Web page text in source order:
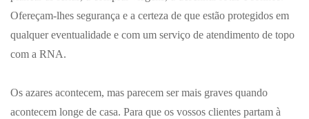
Ofereçam-lhes segurança e a certeza de que estão protegidos em
qualquer eventualidade e com um serviço de atendimento de topo
com a RNA.
Os azares acontecem, mas parecem ser mais graves quando
acontecem longe de casa. Para que os vossos clientes partam à